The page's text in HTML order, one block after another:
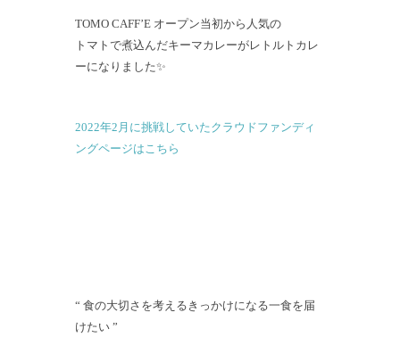
TOMO CAFF’E オープン当初から人気の
トマトで煮込んだキーマカレーがレトルトカレ
ーになりました✨
2022年2月に挑戦していたクラウドファンディ
ングページはこちら⁡
“ 食の大切さを考えるきっかけになる一食を届
けたい ”